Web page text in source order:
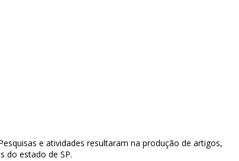
e atividades resultaram na produção de artigos,
do estado de SP.